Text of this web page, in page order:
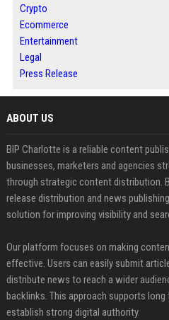
Crypto
Ecommerce
Entertainment
Legal
Press Release
ABOUT US
BIP Charlotte is a reliable content
businesses, marketers and agencies
through strategic content distribution.
release distribution and news
solution for improving visibility and
Our platform focuses on making
effective. Users can easily submit
distribute news to reach a wider
backlinks. This approach supports long
establish strong digital authority.